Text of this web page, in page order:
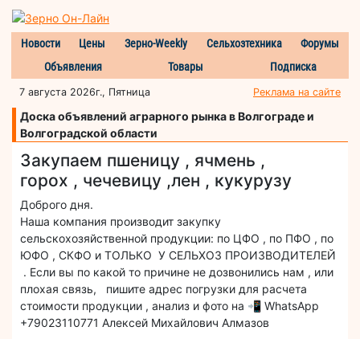
Новости Цены Зерно-Weekly Сельхозтехника
Форумы
Объявления
Товары Подписка
7 августа 2026г., Пятница Реклама на сайте
Доска объявлений аграрного рынка в Волгограде и
Волгоградской области
Закупаем пшеницу , ячмень ,
горох , чечевицу ,лен , кукурузу
Доброго дня.
Наша компания производит закупку
сельскохозяйственной продукции: по ЦФО , по ПФО , по
ЮФО , СКФО и ТОЛЬКО У СЕЛЬХОЗ ПРОИЗВОДИТЕЛЕЙ
. Если вы по какой то причине не дозвонились нам , или
плохая связь, пишите адрес погрузки для расчета
стоимости продукции , анализ и фото на 📲 WhatsApp
+79023110771 Алексей Михайлович Алмазов